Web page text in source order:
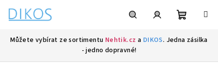
obsah
Můžete vybírat ze sortimentu Nehtik.cz a DIKOS. Jedna zásilka
- jedno dopravné!